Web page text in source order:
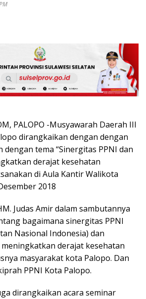
PALOPO -Musyawarah Daerah III
dirangkaikan dengan dengan
dengan tema “Sinergitas PPNI dan
derajat kesehatan
di Aula Kantir Walikota
2018
Judas Amir dalam sambutannya
bagaimana sinergitas PPNI
Nasional Indonesia) dan
derajat kesehatan
masyarakat kota Palopo. Dan
PPNI Kota Palopo.
dirangkaikan acara seminar